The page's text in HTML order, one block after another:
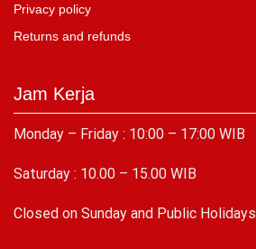
Privacy policy
Returns and refunds
Jam Kerja
Monday – Friday : 10:00 – 17:00 WIB
Saturday : 10.00 – 15.00 WIB
Closed on Sunday and Public Holidays